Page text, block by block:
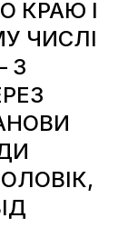
КРАЮ І
ЧИСЛІ
З